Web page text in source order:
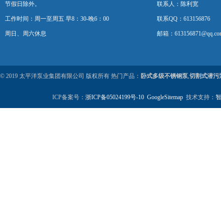
节假日除外。
工作时间：周一至周五 早8：30-晚6：00
周日、周六休息
联系人：陈利宽
联系QQ：613156876
邮箱：
© 2019 太平洋泵业集团有限公司 版权所有 热门产品： 卧式多级不锈钢泵,切割式潜污
ICP备案号： 浙ICP备05024199号-10 GoogleSitemap 技术支持：